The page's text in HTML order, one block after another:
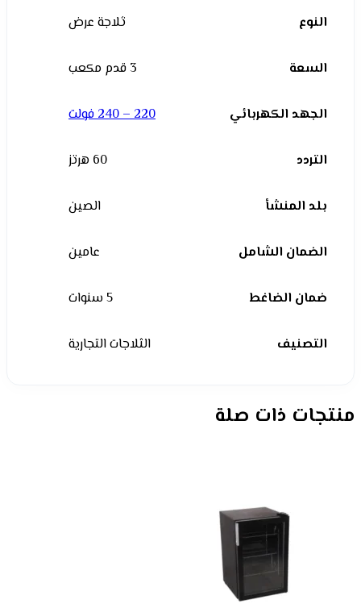
النوع ثلاجة عرض
السعة 3 قدم مكعب
الجهد الكهربائي 220 – 240 فولت
التردد 60 هرتز
بلد المنشأ الصين
الضمان الشامل عامين
ضمان الضاغط 5 سنوات
التصنيف الثلاجات التجارية
منتجات ذات صلة